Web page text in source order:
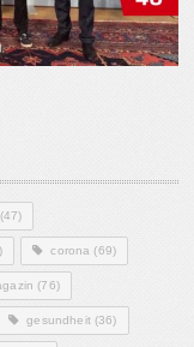
(47)
corona (69)
(76)
gesundheit(36)